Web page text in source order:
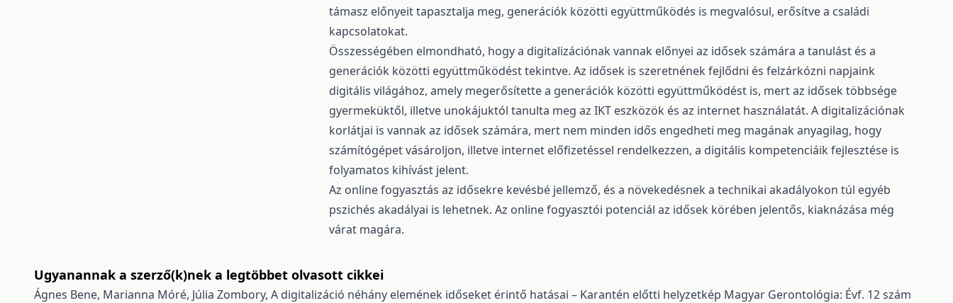
támasz előnyeit tapasztalja meg, generációk közötti együttműködés is megvalósul, erősítve a családi
kapcsolatokat.
Összességében elmondható, hogy a digitalizációnak vannak előnyei az idősek számára a tanulást és a
generációk közötti együttműködést tekintve. Az idősek is szeretnének fejlődni és felzárkózni napjaink
digitális világához, amely megerősítette a generációk közötti együttműködést is, mert az idősek többsége
gyermeküktől, illetve unokájuktól tanulta meg az IKT eszközök és az internet használatát. A digitalizációnak
korlátjai is vannak az idősek számára, mert nem minden idős engedheti meg magának anyagilag, hogy
számítógépet vásároljon, illetve internet előfizetéssel rendelkezzen, a digitális kompetenciáik fejlesztése is
folyamatos kihívást jelent.
Az online fogyasztás az idősekre kevésbé jellemző, és a növekedésnek a technikai akadályokon túl egyéb
pszichés akadályai is lehetnek. Az online fogyasztói potenciál az idősek körében jelentős, kiaknázása még
várat magára.
Ugyanannak a szerző(k)nek a legtöbbet olvasott cikkei
Ágnes Bene, Marianna Móré, Júlia Zombory, A digitalizáció néhány elemének időseket érintő hatásai – Karantén előtti helyzetkép Magyar Gerontológia: Évf. 12 szám